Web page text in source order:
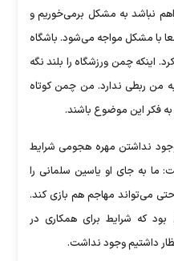
نباشد به مشکل برمی‌خوریم و
با مشکل مواجه می‌شود. باشگاه
اینکه چمن ورزشگاه را بلند نگه
من ربطی ندارد. من چمن کوتاه
به فکر این موضوع باشند.
نداشتن مهره هجومی شرایط
ما به جای او یاسین سلمانی را
می‌تواند مهاجم هم بازی کند.
که شرایط برای همکاری در
داشتیم وجود نداشت.